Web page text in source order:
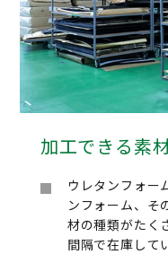
加工できる素
ウレタンフォー
ンフォーム、そ
材の種類がたく
間隔で在庫して